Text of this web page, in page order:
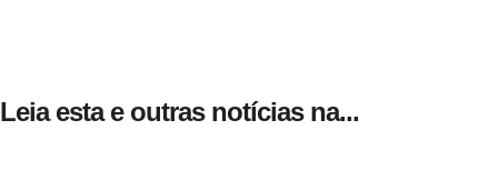
Leia esta e outras notícias na...